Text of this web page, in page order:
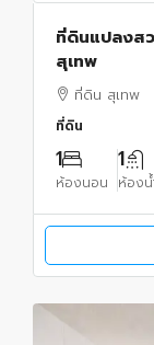
ที่ดินแปลงส
สุเทพ
ที่ดิน สุเทพ
ที่ดิน
1
ห้องนอน
1
ห้องน้